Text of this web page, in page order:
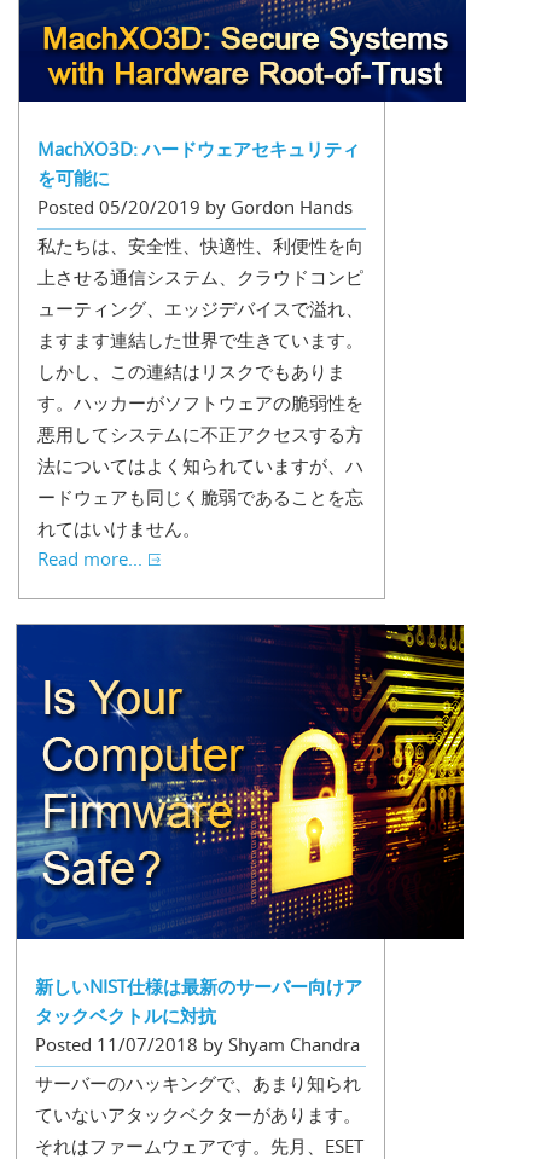
MachXO3D: ハードウェアセキュリティ
を可能に
Posted 05/20/2019 by Gordon Hands
私たちは、安全性、快適性、利便性を向
上させる通信システム、クラウドコンピ
ューティング、エッジデバイスで溢れ、
ますます連結した世界で生きています。
しかし、この連結はリスクでもありま
す。ハッカーがソフトウェアの脆弱性を
悪用してシステムに不正アクセスする方
法についてはよく知られていますが、ハ
ードウェアも同じく脆弱であることを忘
れてはいけません。
Read more...
新しいNIST仕様は最新のサーバー向けア
タックベクトルに対抗
Posted 11/07/2018 by Shyam Chandra
サーバーのハッキングで、あまり知られ
ていないアタックベクターがあります。
それはファームウェアです。先月、ESET